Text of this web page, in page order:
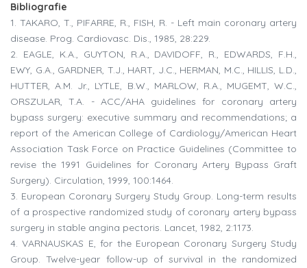
Bibliografie
1. TAKARO, T., PIFARRE, R., FISH, R. - Left main coronary artery
disease. Prog. Cardiovasc. Dis., 1985, 28:229.
2. EAGLE, K.A., GUYTON, R.A., DAVIDOFF, R., EDWARDS, F.H.,
EWY, G.A., GARDNER, T.J., HART, J.C., HERMAN, M.C., HILLIS, L.D.,
HUTTER, A.M. Jr., LYTLE, B.W., MARLOW, R.A., MUGEMT, W.C.,
ORSZULAR, T.A. - ACC/AHA guidelines for coronary artery
bypass surgery: executive summary and recommendations; a
report of the American College of Cardiology/American Heart
Association Task Force on Practice Guidelines (Committee to
revise the 1991 Guidelines for Coronary Artery Bypass Graft
Surgery). Circulation, 1999, 100:1464.
3. European Coronary Surgery Study Group. Long-term results
of a prospective randomized study of coronary artery bypass
surgery in stable angina pectoris. Lancet, 1982, 2:1173.
4. VARNAUSKAS E, for the European Coronary Surgery Study
Group. Twelve-year follow-up of survival in the randomized